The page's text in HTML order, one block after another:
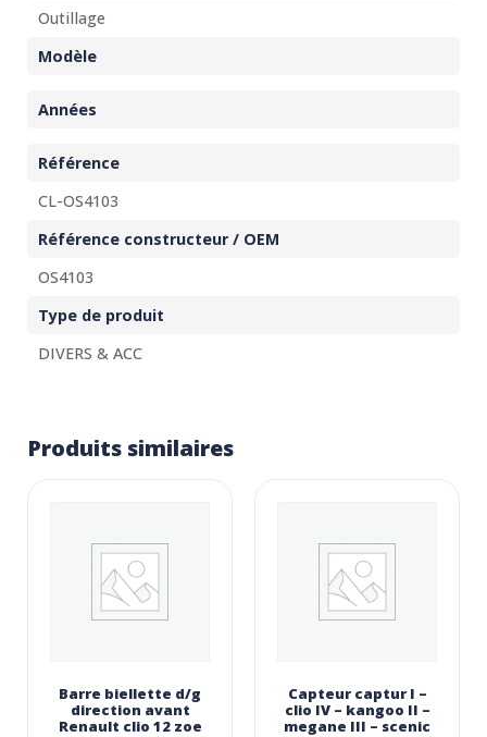
Outillage
Modèle
Années
Référence
CL-OS4103
Référence constructeur / OEM
OS4103
Type de produit
DIVERS & ACC
Produits similaires
Barre biellette d/g
direction avant
Renault clio 12 zoe
Capteur captur I –
clio IV – kangoo II –
megane III – scenic